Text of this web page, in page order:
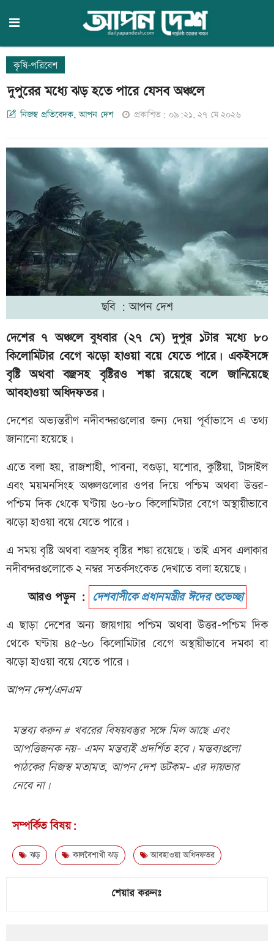
কৃষি-পরিবেশ
দুপুরের মধ্যে ঝড় হতে পারে যেসব অঞ্চলে
নিজস্ব প্রতিবেদক, আপন দেশ প্রকাশিত: ০৯:২১, ২৭ মে ২০২৬
ছবি : আপন দেশ
দেশের ৭ অঞ্চলে বুধবার (২৭ মে) দুপুর ১টার মধ্যে ৮০
কিলোমিটার বেগে ঝড়ো হাওয়া বয়ে যেতে পারে। একইসঙ্গে
বৃষ্টি অথবা বজ্রসহ বৃষ্টিরও শঙ্কা রয়েছে বলে জানিয়েছে
আবহাওয়া অধিদফতর।
দেশের অভ্যন্তরীণ নদীবন্দরগুলোর জন্য দেয়া পূর্বাভাসে এ তথ্য
জানানো হয়েছে।
এতে বলা হয়, রাজশাহী, পাবনা, বগুড়া, যশোর, কুষ্টিয়া, টাঙ্গাইল
এবং ময়মনসিংহ অঞ্চলগুলোর ওপর দিয়ে পশ্চিম অথবা উত্তর-
পশ্চিম দিক থেকে ঘণ্টায় ৬০-৮০ কিলোমিটার বেগে অস্থায়ীভাবে
ঝড়ো হাওয়া বয়ে যেতে পারে।
এ সময় বৃষ্টি অথবা বজ্রসহ বৃষ্টির শঙ্কা রয়েছে। তাই এসব এলাকার
নদীবন্দরগুলোকে ২ নম্বর সতর্কসংকেত দেখাতে বলা হয়েছে।
আরও পড়ুন : দেশবাসীকে প্রধানমন্ত্রীর ঈদের শুভেচ্ছা
এ ছাড়া দেশের অন্য জায়গায় পশ্চিম অথবা উত্তর-পশ্চিম দিক
থেকে ঘণ্টায় ৪৫-৬০ কিলোমিটার বেগে অস্থায়ীভাবে দমকা বা
ঝড়ো হাওয়া বয়ে যেতে পারে।
আপন দেশ/এনএম
মন্তব্য করুন # খবরের বিষয়বস্তুর সঙ্গে মিল আছে এবং
আপত্তিজনক নয়- এমন মন্তব্যই প্রদর্শিত হবে। মন্তব্যগুলো
পাঠকের নিজস্ব মতামত, আপন দেশ ডটকম- এর দায়ভার
নেবে না।
সম্পর্কিত বিষয়:
ঝড় কালবৈশাখী ঝড় আবহাওয়া অধিদফতর
শেয়ার করুনঃ